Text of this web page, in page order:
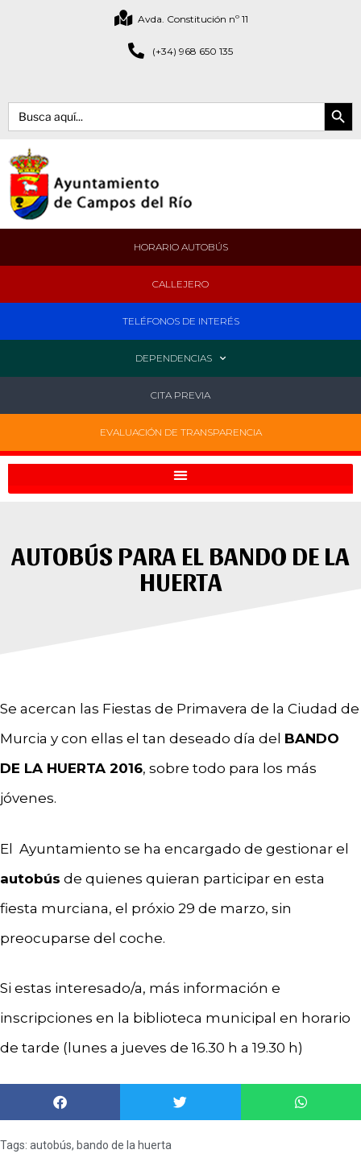
Avda. Constitución nº 11
(+34) 968 650 135
Buscar: Botón de
HORARIO AUTOBÚS
CALLEJERO
TELÉFONOS DE INTERÉS
DEPENDENCIAS
CITA PREVIA
EVALUACIÓN DE TRANSPARENCIA
AUTOBÚS PARA EL BANDO DE LA
HUERTA
Se acercan las Fiestas de Primavera de la Ciudad de
Murcia y con ellas el tan deseado día del BANDO
DE LA HUERTA 2016, sobre todo para los más
jóvenes.
El Ayuntamiento se ha encargado de gestionar el
autobús de quienes quieran participar en esta
fiesta murciana, el próxio 29 de marzo, sin
preocuparse del coche.
Si estas interesado/a, más información e
inscripciones en la biblioteca municipal en horario
de tarde (lunes a jueves de 16.30 h a 19.30 h)
Tags: autobús, bando de la huerta